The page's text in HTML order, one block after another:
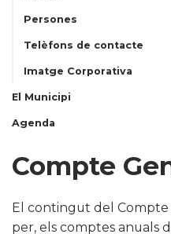
Persones
Telèfons de contacte
Imatge Corporativa
El Municipi
Agenda
Compte
El contingut del
per, els comptes anuals